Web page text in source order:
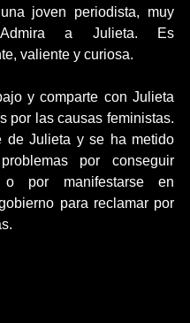
joven periodista, muy
Admira a Julieta. Es
valiente y curiosa.
y comparte con Julieta
por las causas feministas.
de Julieta y se ha metido
por conseguir
o por manifestarse en
para reclamar por